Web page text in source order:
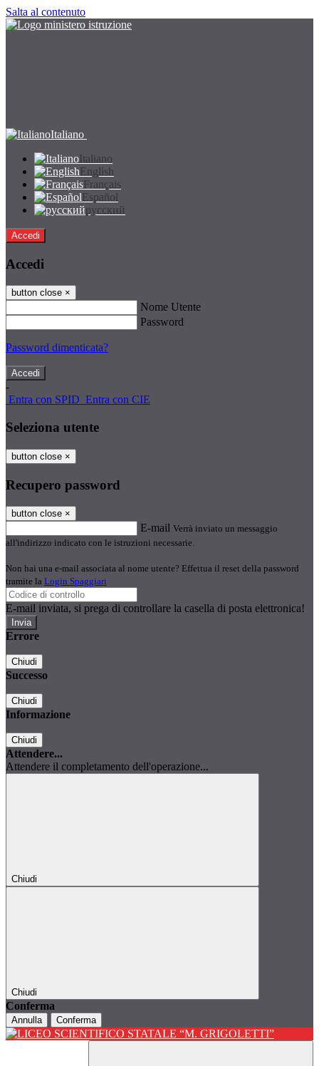
Salta al contenuto
Italiano
Italiano
English
Français
Español
русский
Accedi
Accedi
button close ×
Nome Utente
Password
Password dimenticata?
-
Entra con SPID Entra con CIE
Seleziona utente
button close ×
Recupero password
button close ×
E-mail Verrà inviato un messaggio
all'indirizzo indicato con le istruzioni necessarie.
Non hai una e-mail associata al nome utente? Effettua il reset della password
tramite la Login Spaggiari
E-mail inviata, si prega di controllare la casella di posta elettronica!
Errore
Chiudi
Successo
Chiudi
Informazione
Chiudi
Attendere...
Attendere il completamento dell'operazione...
Chiudi
Chiudi
Conferma
Annulla Conferma